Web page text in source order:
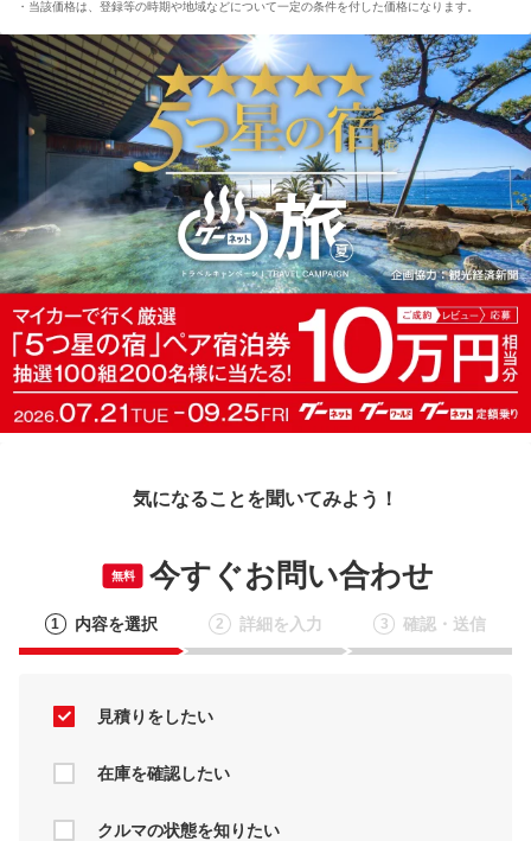
当該価格は、登録等の時期や地域などについて一定の条件を付した価格になります。
気になることを聞いてみよう！
無料 今すぐお問い合わせ
1 内容を選択 2 詳細を入力 3 確認・送信
見積りをしたい
在庫を確認したい
クルマの状態を知りたい